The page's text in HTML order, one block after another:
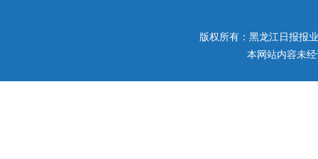
版权所有：黑龙江日报报
本网站内容未